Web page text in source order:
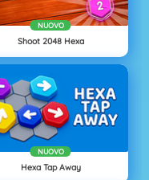
NUOVO
Shoot 2048 Hexa
NUOVO
Hexa Tap Away